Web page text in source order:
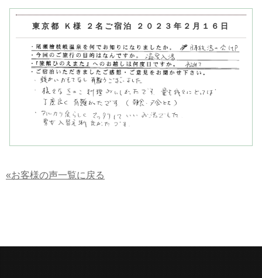
東京都 Ｋ様 ２名ご宿泊 ２０２３年２月１６日
«お客様の声一覧に戻る